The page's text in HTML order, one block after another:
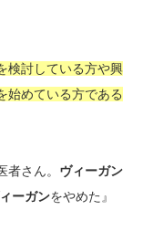
検討している方や興
始めている方である
さん。 ヴィーガン
ーガンをやめた』